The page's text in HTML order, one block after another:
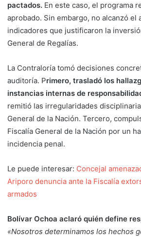
pactados. En este caso, el programa
aprobado. Sin embargo, no alcanzó el
indicadores que justificaron la
General de Regalías.
La Contraloría tomó decisiones
auditoría. Primero, trasladó los
instancias internas de
remitió las irregularidades
General de la Nación. Tercero,
Fiscalía General de la Nación por un
incidencia penal.
Le puede interesar: Concejal
Ariporo denuncia ante la Fiscalía
armados
Bolívar Ochoa aclaró quién define
«Nosotros determinamos los hechos